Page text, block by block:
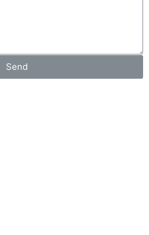
Send